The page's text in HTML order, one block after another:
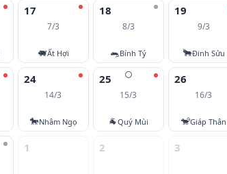
17
7/3
🐖Ất Hợi
18
8/3
🐀Bính Tý
19
9/3
🐂Đinh Sửu
24
14/3
🐎Nhâm Ngọ
🌕
25
15/3
🐐Quý Mùi
26
16/3
🐒Giáp Thân
1 2 3